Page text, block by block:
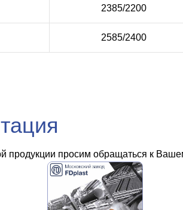
2385/2200
2585/2400
продукции просим обращаться к